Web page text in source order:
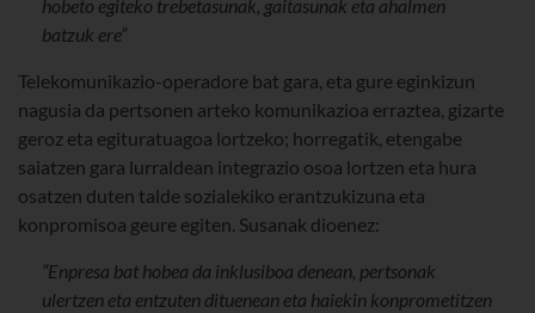
hobeto egiteko trebetasunak, gaitasunak eta ahalmen
batzuk ere”
Telekomunikazio-operadore bat gara, eta gure eginkizun
nagusia da pertsonen arteko komunikazioa erraztea, gizarte
geroz eta egituratuagoa lortzeko; horregatik, etengabe
saiatzen gara lurraldean integrazio osoa lortzen eta hura
osatzen duten talde sozialekiko erantzukizuna eta
konpromisoa geure egiten. Susanak dioenez:
“Enpresa bat hobea da inklusiboa denean, pertsonak
ulertzen eta entzuten dituenean eta haiekin konprometitzen